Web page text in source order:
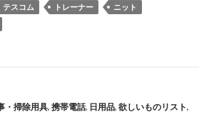
テスコム トレーナー
ニット
・掃除用具, 携帯電話, 日用品, 欲しいものリスト,